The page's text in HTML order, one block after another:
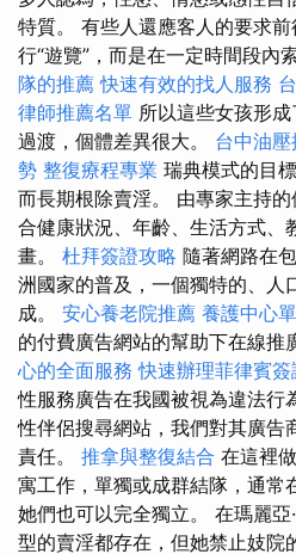
特質。 有些人還應客人的要求
行“遊覽”，而是在一定時間段內
隊的推薦 快速有效的找人服務
律師推薦名單 所以這些女孩形
過渡，個體差異很大。 台中油
勢 整復療程專業 瑞典模式的目
而長期根除賣淫。 由專家主持
合健康狀況、年齡、生活方式、
畫。 杜拜簽證攻略 隨著網路在
洲國家的普及，一個獨特的、人
成。 安心養老院推薦 養護中心
的付費廣告網站的幫助下在線推
心的全面服務 快速辦理菲律賓簽
性服務廣告在我國被視為違法行
性伴侶搜尋網站，我們對其廣告
責任。 推拿與整復結合 在這裡
寓工作，單獨或成群結隊，通常
她們也可以完全獨立。 在瑪麗
型的賣淫都存在，但她禁止妓院